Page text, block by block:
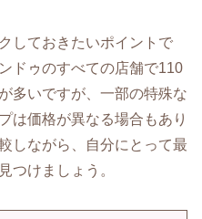
しておきたいポイントで
ドゥのすべての店舗で110
多いですが、一部の特殊な
は価格が異なる場合もあり
しながら、自分にとって最
つけましょう。